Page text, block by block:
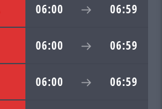
06:00 06:59
06:00 06:59
06:00 06:59